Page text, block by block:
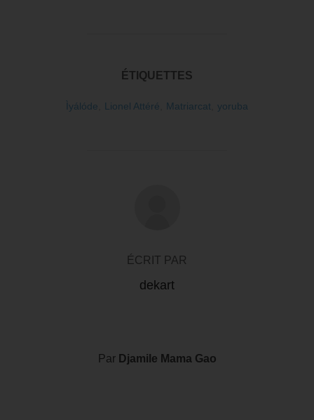
ÉTIQUETTES
Ìyálóde Lionel Attéré Matriarcat yoruba
ÉCRIT PAR
dekart
Par Djamile Mama Gao